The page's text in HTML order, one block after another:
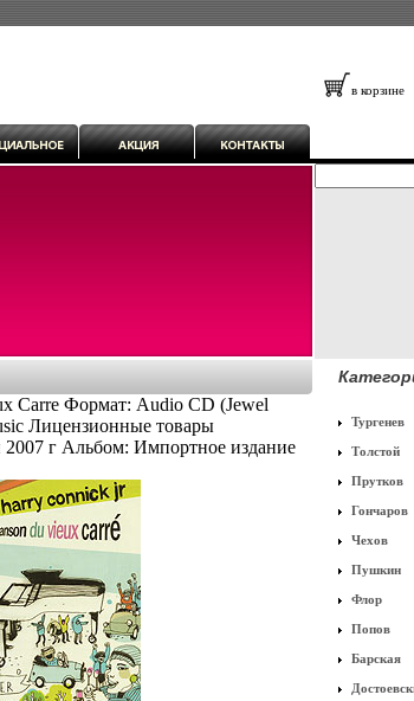
в корзине
Carre Формат: Audio CD (Jewel
Лицензионные товары
2007 г Альбом: Импортное издание
Тургенев
Толстой
Прутков
Гончаров
Чехов
Пушкин
Флор
Попов
Барская